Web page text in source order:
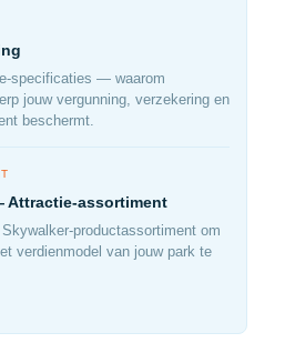
specificaties — waarom
jouw vergunning, verzekering en
beschermt.
assortiment
productassortiment om
verdienmodel van jouw park te